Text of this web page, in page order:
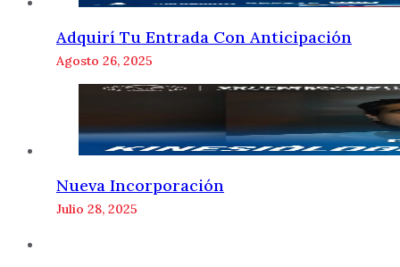
Adquirí Tu Entrada Con Anticipación
Agosto 26, 2025
Nueva Incorporación
Julio 28, 2025